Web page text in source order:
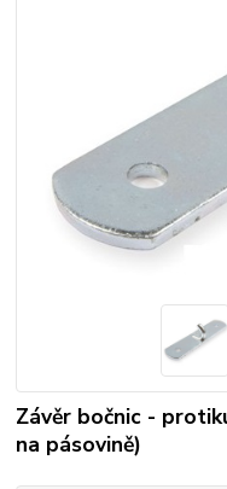
Závěr bočnic -
na pásovině)